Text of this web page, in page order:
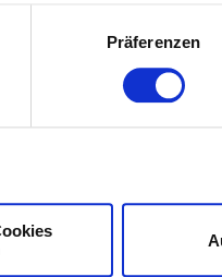
diese
Sie
Präferenzen